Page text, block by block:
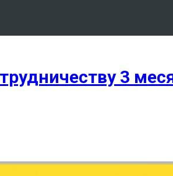
3